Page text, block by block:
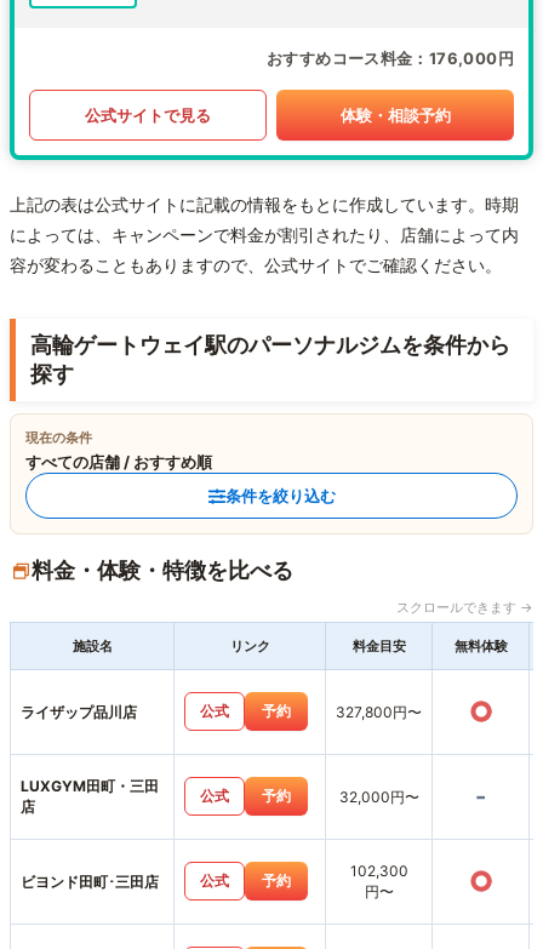
おすすめコース料金 176,000円
公式サイトで見る 体験・相談予約
上記の表は公式サイトに記載の情報をもとに作成しています。時期
によっては、キャンペーンで料金が割引されたり、店舗によって内
容が変わることもありますので、公式サイトでご確認ください。
高輪ゲートウェイ駅のパーソナルジムを条件から
探す
現在の条件
すべての店舗 / おすすめ順
条件を絞り込む
料金・体験・特徴を比べる
スクロールできます →
施設名 リンク 料金目安 無料体験
ライザップ品川店 公式 予約 327,800円〜 ○
LUXGYM田町・三田
店
公式 予約 32,000円〜 -
ビヨンド田町･三田店 公式 予約
102,300
円〜
○